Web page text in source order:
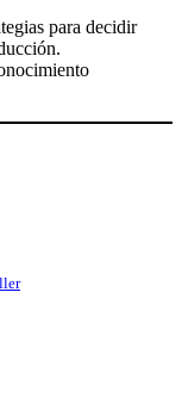
para decidir